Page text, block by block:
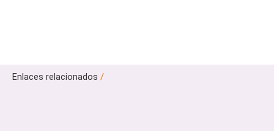
Enlaces relacionados /